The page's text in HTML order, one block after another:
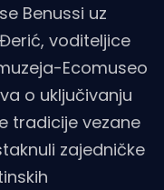
Benussi uz
voditeljice
Ecomuseo
o uključivanju
tradicije vezane
zajedničke